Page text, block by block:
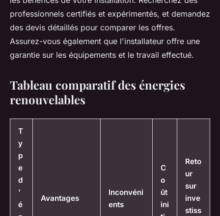
professionnels certifiés et expérimentés, et demandez
des devis détaillés pour comparer les offres.
Assurez-vous également que l'installateur offre une
garantie sur les équipements et le travail effectué.
Tableau comparatif des énergies
renouvelables
T
y
p
e
d
'
é
Avantages
Inconvéni
ents
C
o
ût
ini
Reto
ur
sur
inve
stiss